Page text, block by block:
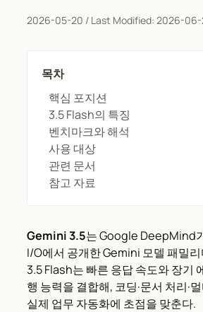
2026-05-20 / Last Modified: 2026-06-
목차
핵심 포지션
3.5 Flash의 특징
벤치마크와 해석
사용 대상
관련 문서
참고 자료
Gemini 3.5는 Google DeepMind
I/O에서 공개한 Gemini 모델 패밀
3.5 Flash는 빠른 응답 속도와 장기
행 능력을 결합해, 코딩·문서 처리·
실제 업무 자동화에 초점을 맞춘다.